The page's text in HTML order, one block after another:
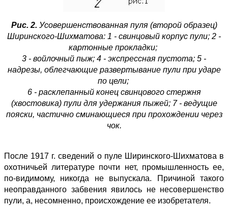
Рис. 2. Усовершенствованная пуля (второй образец)
Ширинского-Шихматова: 1 - свинцовый корпус пули; 2 -
картонные прокладки;
3 - войлочный пыж; 4 - экспрессная пустота; 5 -
надрезы, облегчающие развертывание пули при ударе
по цели;
6 - расклепанный конец свинцового стержня
(хвостовика) пули для удержания пыжей; 7 - ведущие
пояски, частично сминающиеся при прохождении через
чок.
После 1917 г. сведений о пуле Ширинского-Шихматова в
охотничьей литературе почти нет, промышленность ее,
по-видимому, никогда не выпускала. Причиной такого
неоправданного забвения явилось не несовершенство
пули, а, несомненно, происхождение ее изобретателя.